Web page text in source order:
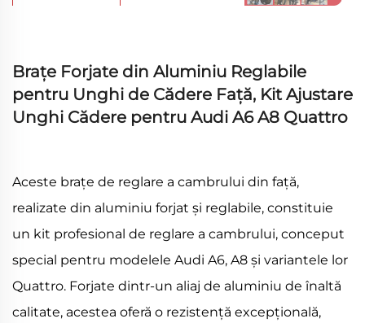
Brațe Forjate din Aluminiu Reglabile
pentru Unghi de Cădere Față, Kit Ajustare
Unghi Cădere pentru Audi A6 A8 Quattro
Aceste brațe de reglare a cambrului din față,
realizate din aluminiu forjat și reglabile, constituie
un kit profesional de reglare a cambrului, conceput
special pentru modelele Audi A6, A8 și variantele lor
Quattro. Forjate dintr-un aliaj de aluminiu de înaltă
calitate, acestea oferă o rezistență excepțională,